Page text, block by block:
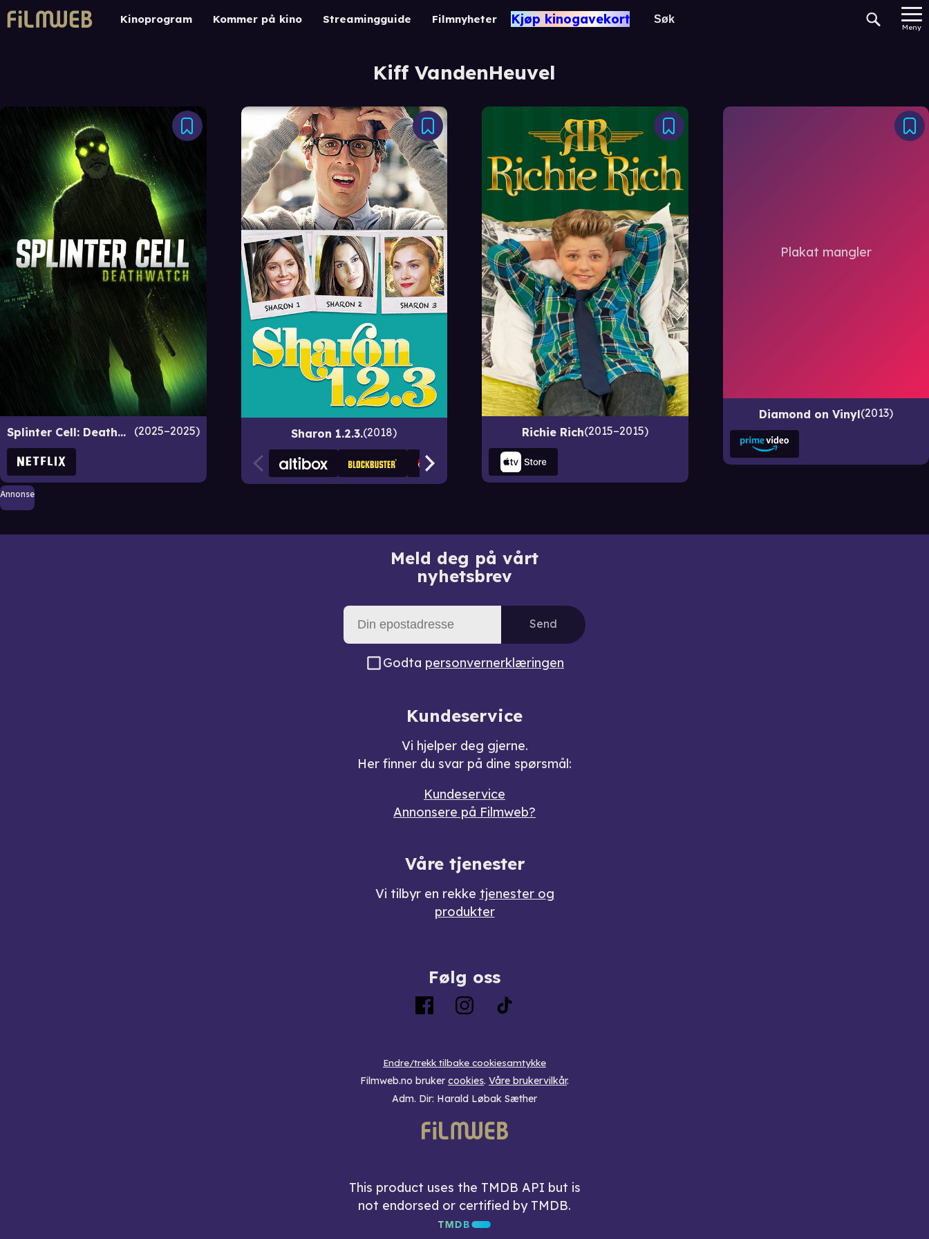
Kinoprogram Kommer på kino Streamingguide Filmnyheter Kjøp kinogavekort
Meny
Kiff VandenHeuvel
Splinter Cell: Deathwatch 2025–2025 Sharon 1.2.3. 2018 Richie Rich 2015–2015
Diamond on Vinyl 2013
Annonse
Meld deg på vårt
nyhetsbrev
Send
Godta personvernerklæringen
Kundeservice
Vi hjelper deg gjerne.
Her finner du svar på dine spørsmål:
Kundeservice
Annonsere på Filmweb?
Våre tjenester
Vi tilbyr en rekke tjenester og
produkter
Følg oss
Endre/trekk tilbake cookiesamtykke
Filmweb.no bruker cookies. Våre brukervilkår.
Adm. Dir: Harald Løbak Sæther
This product uses the TMDB API but is
not endorsed or certified by TMDB.